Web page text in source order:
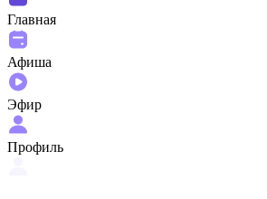
Главная
Афиша
Эфир
Профиль